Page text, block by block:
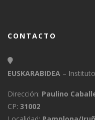
CONTACTO
EUSKARABIDEA –
Dirección: Paulino
CP: 31002